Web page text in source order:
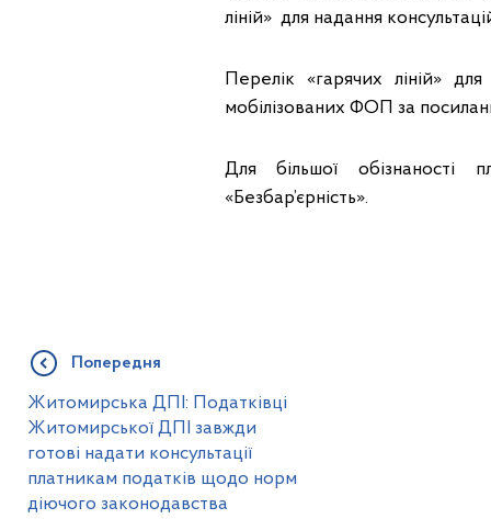
ліній» для надання
Перелік «гарячих ліній»
мобілізованих ФОП за
Для більшої обізнаності
«Безбар’єрність».
Попередня
Житомирська ДПІ: Податківці
Житомирської ДПІ завжди
готові надати консультації
платникам податків щодо норм
діючого законодавства